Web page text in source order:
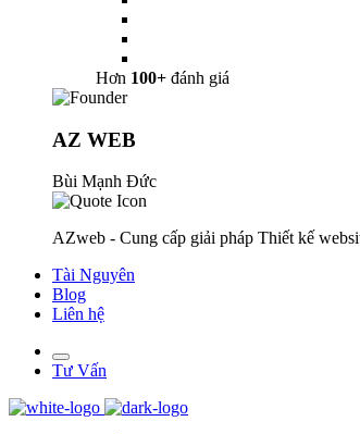
Hơn 100+ đánh giá
AZ WEB
Bùi Mạnh Đức
AZweb - Cung cấp giải pháp Thiết kế
Tài Nguyên
Blog
Liên hệ
Tư Vấn